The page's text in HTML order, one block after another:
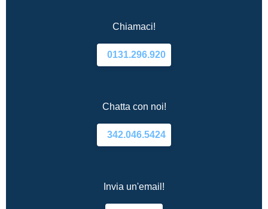
Chiamaci!
0131.296.920
Chatta con noi!
342.046.5424
Invia un'email!